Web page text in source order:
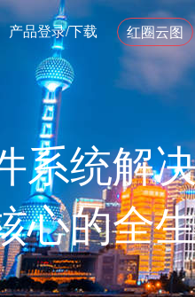
产品登录/下载 红圈云图
系统解
心的全